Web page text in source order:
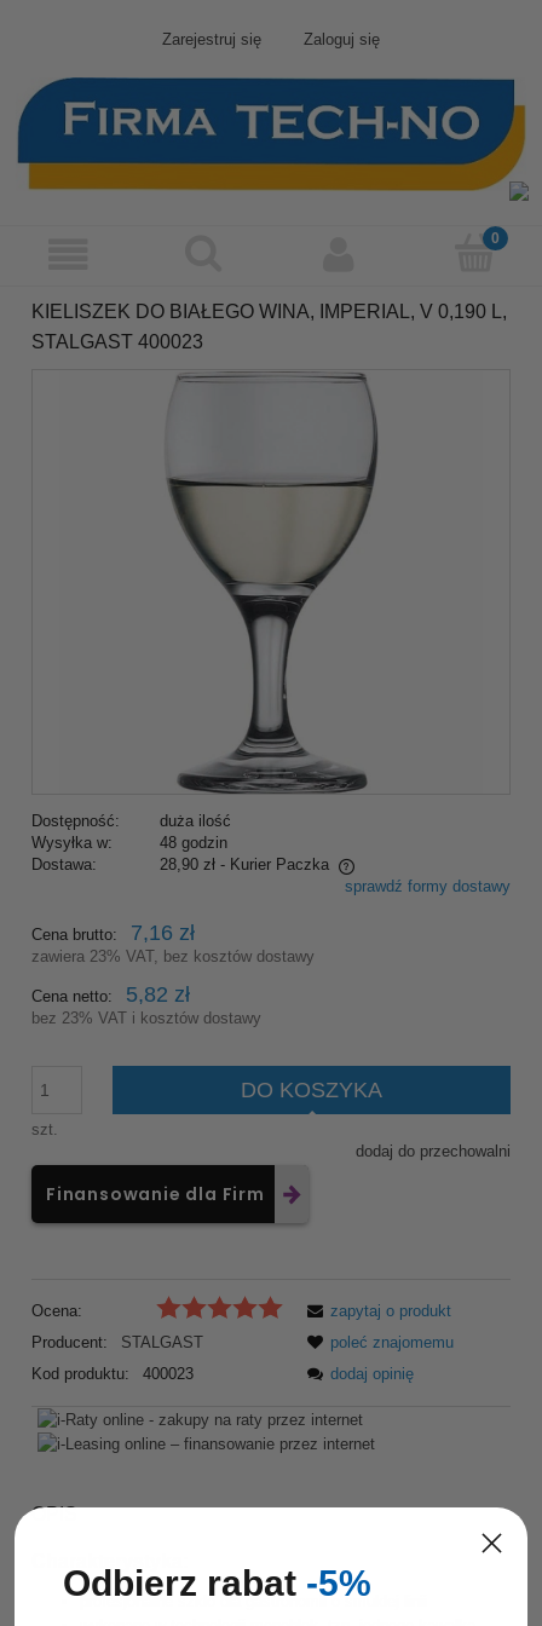
Zarejestruj się Zaloguj się
KIELISZEK DO BIAŁEGO WINA, IMPERIAL, V 0,190 L,
STALGAST 400023
Dostępność:
duża ilość
Wysyłka w:
48 godzin
Dostawa:
28,90 zł - Kurier Paczka
Cena nie zawiera ewentualnych kosztów płatnościsprawdź formy dostawy
Cena brutto: 7,16 zł
zawiera 23% VAT, bez kosztów dostawy
Cena netto: 5,82 zł
bez 23% VAT i kosztów dostawy
szt.
DO KOSZYKA
dodaj do przechowalni
Finansowanie dla Firm
Ocena:
Producent:
STALGAST
Kod produktu:
400023
zapytaj o produkt
poleć znajomemu
dodaj opinię
OPIS
profesjonalne szkło dla gastronomii o smukłej linii
Odbierz rabat -5%